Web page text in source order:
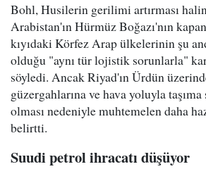
Bohl, Husilerin gerilimi artırması
Arabistan'ın Hürmüz Boğazı'nın
kıyıdaki Körfez Arap ülkelerinin şu
olduğu "aynı tür lojistik sorunlarla"
söyledi. Ancak Riyad'ın Ürdün
güzergahlarına ve hava yoluyla
olması nedeniyle muhtemelen daha
belirtti.
Suudi petrol ihracatı düşüyor